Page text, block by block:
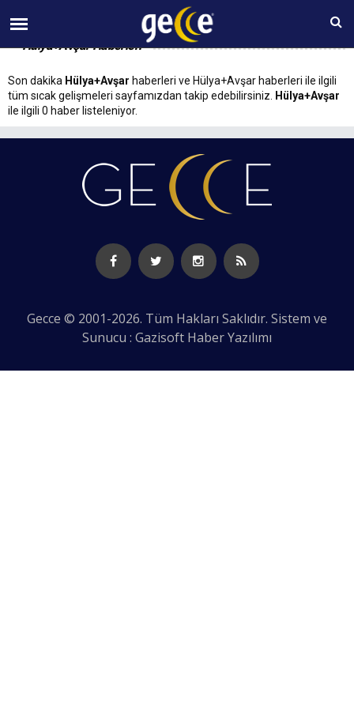
09 AĞUSTOS Pazar 04:05
Hülya+Avşar Haberleri
Son dakika Hülya+Avşar haberleri ve Hülya+Avşar haberleri ile ilgili
tüm sıcak gelişmeleri sayfamızdan takip edebilirsiniz.
Hülya+Avşar
ile ilgili 0 haber listeleniyor.
Gecce © 2001-2026. Tüm Hakları Saklıdır. Sistem ve
Sunucu : Gazisoft Haber Yazılımı